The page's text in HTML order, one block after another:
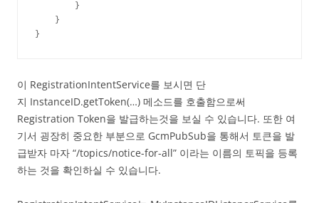
        }
    }
}
이 RegistrationIntentService를 보시면 단
지 InstanceID.getToken(…) 메소드를 호출함으로써
Registration Token을 발급하는것을 보실 수 있습니다. 또한 여
기서 굉장히 중요한 부분으로 GcmPubSub을 통해서 토큰을 발
급받자 마자 “/topics/notice-for-all” 이라는 이름의 토픽을 등록
하는 것을 확인하실 수 있습니다.